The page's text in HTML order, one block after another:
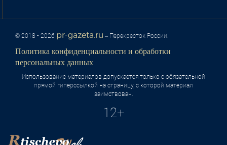
© 2018 - 2026 pr-gazeta.ru – Перекресток России.
Политика конфиденциальности и обработки
персональных данных
Использование материалов допускается только с обязательной
прямой гиперссылкой на страницу, с которой материал
заимствован.
12+